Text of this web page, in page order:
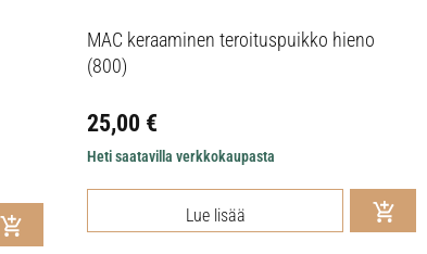
MAC keraaminen teroituspuikko hieno
(800)
25,00 €
Heti saatavilla verkkokaupasta
Lue lisää